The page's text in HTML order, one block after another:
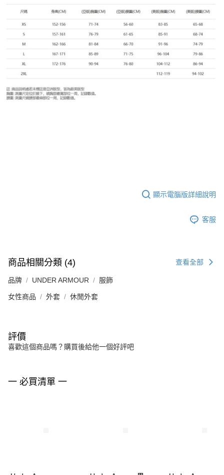
顯示電腦版詳細說明
客服
商品相關分類 (4) 查看全部
品牌 UNDER ARMOUR 服飾
女性商品 外套 休閒外套
評價
喜歡這個商品嗎？購買後給他一個好評吧
一 必買清單 一